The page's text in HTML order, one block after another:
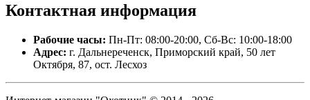
Контактная информация
Рабочие часы: Пн-Пт: 08:00-20:00, Сб-Вс: 10:00-18:00
Адрес: г. Дальнереченск, Приморский край, 50 лет
Октября, 87, ост. Лесхоз